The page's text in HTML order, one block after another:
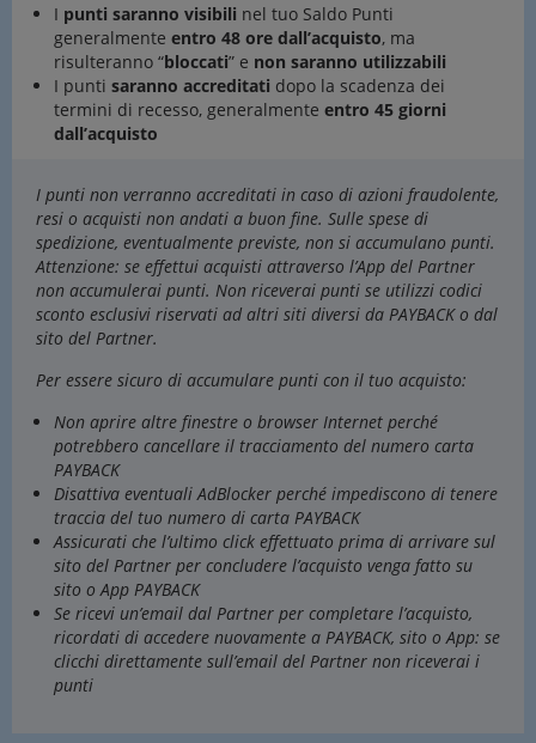
I punti saranno visibili nel tuo Saldo Punti
generalmente entro 48 ore dall’acquisto, ma
risulteranno “bloccati” e non saranno utilizzabili
I punti saranno accreditati dopo la scadenza dei
termini di recesso, generalmente entro 45 giorni
dall’acquisto
I punti non verranno accreditati in caso di azioni fraudolente,
resi o acquisti non andati a buon fine. Sulle spese di
spedizione, eventualmente previste, non si accumulano punti.
Attenzione: se effettui acquisti attraverso l’App del Partner
non accumulerai punti. Non riceverai punti se utilizzi codici
sconto esclusivi riservati ad altri siti diversi da PAYBACK o dal
sito del Partner.
Per essere sicuro di accumulare punti con il tuo acquisto:
Non aprire altre finestre o browser Internet perché
potrebbero cancellare il tracciamento del numero carta
PAYBACK
Disattiva eventuali AdBlocker perché impediscono di tenere
traccia del tuo numero di carta PAYBACK
Assicurati che l’ultimo click effettuato prima di arrivare sul
sito del Partner per concludere l’acquisto venga fatto su
sito o App PAYBACK
Se ricevi un’email dal Partner per completare l’acquisto,
ricordati di accedere nuovamente a PAYBACK, sito o App: se
clicchi direttamente sull’email del Partner non riceverai i
punti